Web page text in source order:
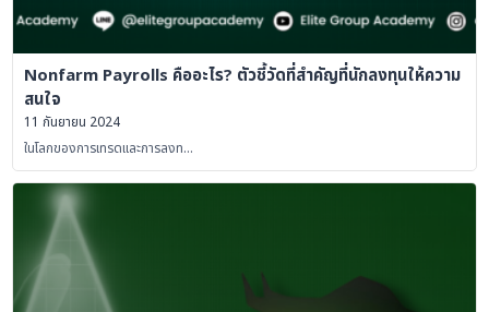
Nonfarm Payrolls คืออะไร? ตัวชี้วัดที่สำคัญที่นักลงทุนให้ความ
สนใจ
11 กันยายน 2024
ในโลกของการเทรดและการลงท…